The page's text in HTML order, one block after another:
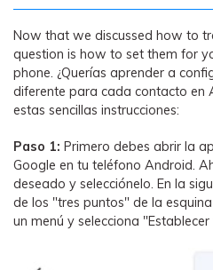
Now that we discussed how to
question is how to set them for
phone. ¿Querías aprender a
diferente para cada contacto en
estas sencillas instrucciones:
Paso 1: Primero debes abrir la
Google en tu teléfono Android.
deseado y selecciónelo. En la
de los "tres puntos" de la
un menú y selecciona